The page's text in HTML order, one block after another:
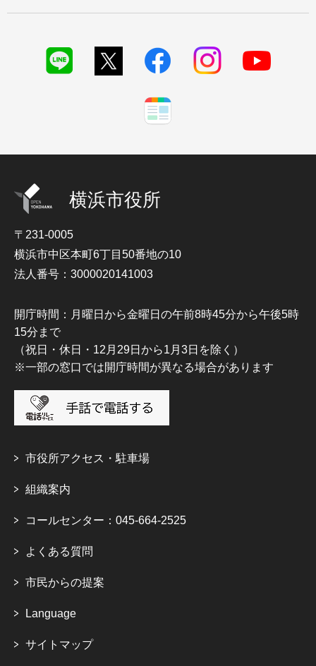
横浜市役所
〒231-0005
横浜市中区本町6丁目50番地の10
法人番号：3000020141003
開庁時間：月曜日から金曜日の午前8時45分から午後5時
15分まで
（祝日・休日・12月29日から1月3日を除く）
※一部の窓口では開庁時間が異なる場合があります
市役所アクセス・駐車場
組織案内
コールセンター：045-664-2525
よくある質問
市民からの提案
Language
サイトマップ